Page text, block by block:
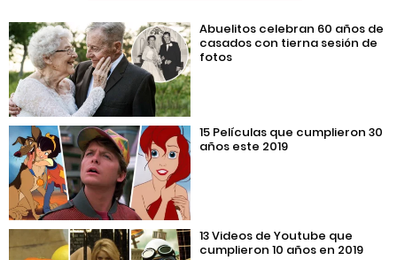
Abuelitos celebran 60 años de
casados con tierna sesión de
fotos
15 Películas que cumplieron 30
años este 2019
13 Videos de Youtube que
cumplieron 10 años en 2019